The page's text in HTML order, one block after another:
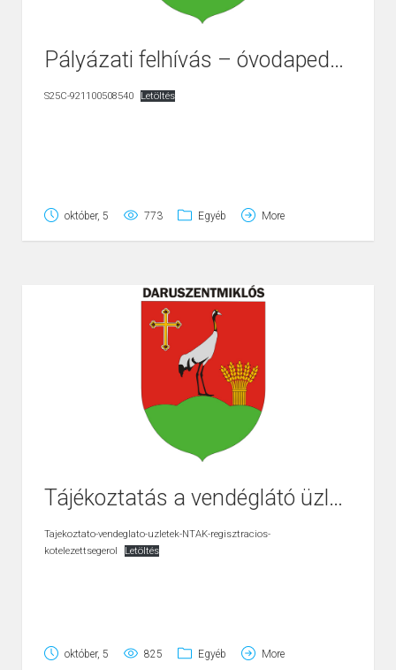
Pályázati felhívás – óvodapedagógus munkakör betöltésre
S25C-921100508540 Letöltés
október, 5 773 Egyéb More
Tájékoztatás a vendéglátó üzletek NTAK regisztrációjáról
Tajekoztato-vendeglato-uzletek-NTAK-regisztracios-
kotelezettsegerol
Letöltés
október, 5 825 Egyéb More